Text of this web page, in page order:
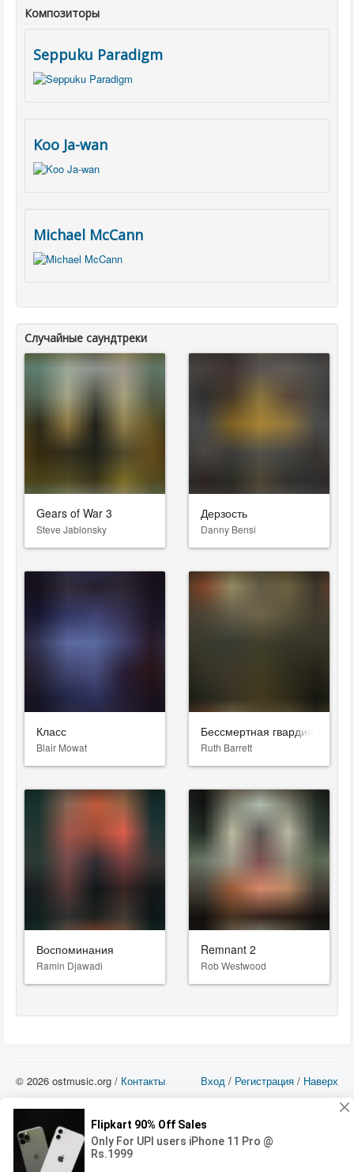
Композиторы
Seppuku Paradigm
Koo Ja-wan
Michael McCann
Случайные саундтреки
Gears of War 3
Steve Jablonsky
Дерзость
Danny Bensi
Класс
Blair Mowat
Бессмертная гвардия 2
Ruth Barrett
Воспоминания
Ramin Djawadi
Remnant 2
Rob Westwood
Вход / Регистрация / Наверх
© 2026 ostmusic.org / Контакты
можете использовать такие материалы только в том в случае, если
использование производится с ознакомительными целями - для прочих целей
вы должны приобрести лицензионную запись.